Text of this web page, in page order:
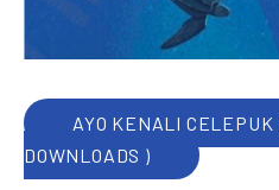
AYO KENALI CELEPUK
DOWNLOADS )